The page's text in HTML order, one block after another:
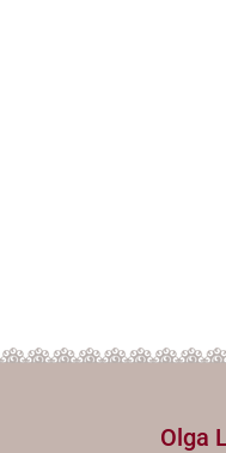
Olga